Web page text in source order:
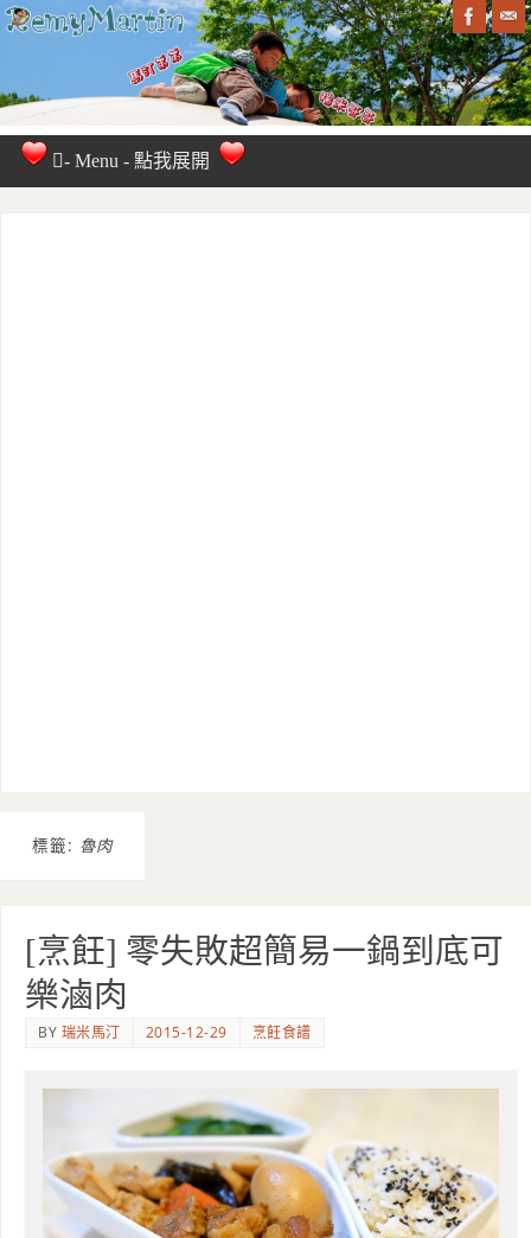
標籤: 魯肉
[烹飪] 零失敗超簡易一鍋到底可
樂滷肉
BY 瑞米馬汀 2015-12-29 烹飪食譜